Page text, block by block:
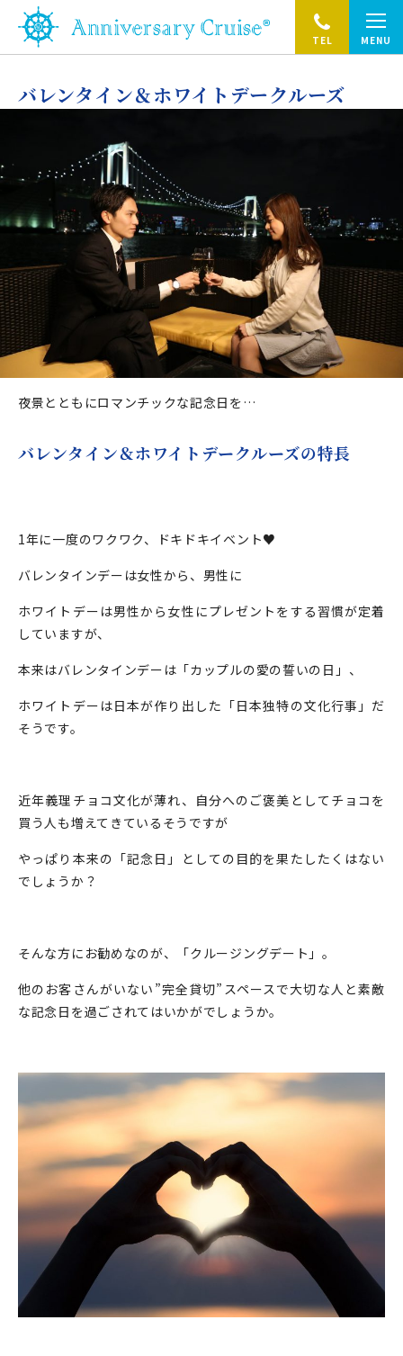
TEL MENU
バレンタイン＆ホワイトデークルーズ
夜景とともにロマンチックな記念日を…
バレンタイン＆ホワイトデークルーズの特長
1年に一度のワクワク、ドキドキイベント♥
バレンタインデーは女性から、男性に
ホワイトデーは男性から女性にプレゼントをする習慣が定着
していますが、
本来はバレンタインデーは「カップルの愛の誓いの日」、
ホワイトデーは日本が作り出した「日本独特の文化行事」だ
そうです。
近年義理チョコ文化が薄れ、自分へのご褒美としてチョコを
買う人も増えてきているそうですが
やっぱり本来の「記念日」としての目的を果たしたくはない
でしょうか？
そんな方にお勧めなのが、「クルージングデート」。
他のお客さんがいない”完全貸切”スペースで大切な人と素敵
な記念日を過ごされてはいかがでしょうか。